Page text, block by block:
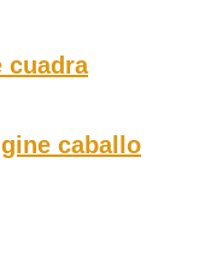
cuadra
caballo